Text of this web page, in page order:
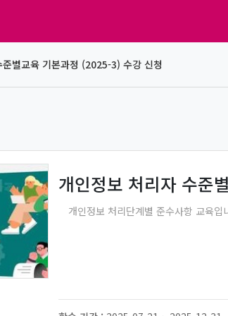
별교육 기본과정 (2025-3) 수강 신청
개인정보 처리자 수준
개인정보 처리단계별 준수사항 교육입